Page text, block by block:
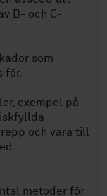
B- och C-
som
för.
exempel på
och vara till
metoder för